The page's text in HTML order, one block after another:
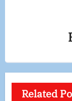
Related